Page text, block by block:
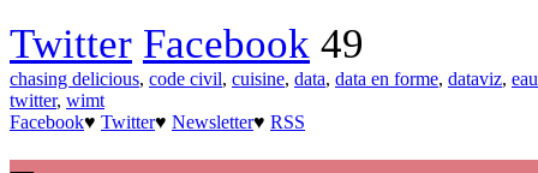
Twitter Facebook 49
chasing delicious, code civil, cuisine, data, data en forme, dataviz, eau
twitter, wimt
Facebook♥ Twitter♥ Newsletter♥ RSS